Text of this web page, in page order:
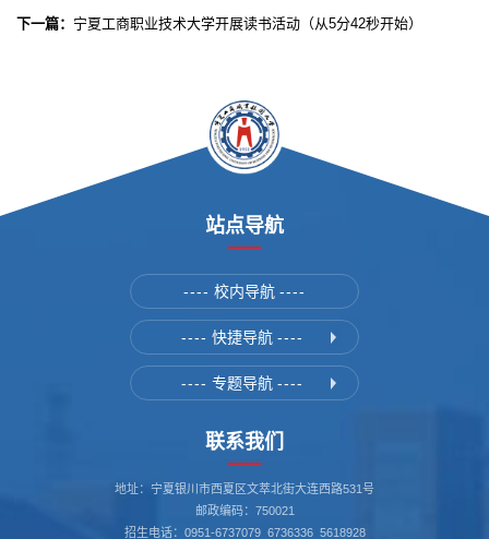
下一篇： 宁夏工商职业技术大学开展读书活动（从5分42秒开始）
站点导航
---- 校内导航 ----
---- 快捷导航 ----
---- 专题导航 ----
联系我们
地址：宁夏银川市西夏区文萃北街大连西路531号
邮政编码：750021
招生电话：0951-6737079 6736336 5618928